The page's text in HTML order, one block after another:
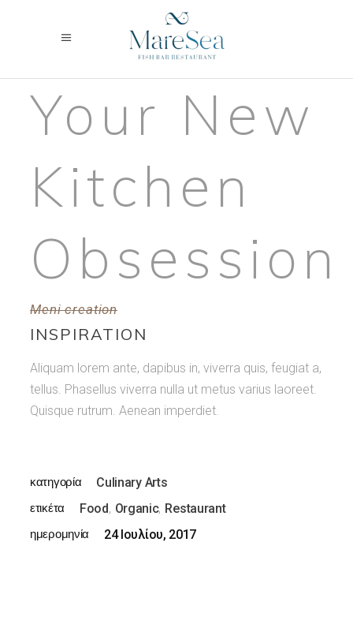
Your New
Kitchen
Obsession
Meni creation
INSPIRATION
Aliquam lorem ante, dapibus in, viverra quis, feugiat a,
tellus. Phasellus viverra nulla ut metus varius laoreet.
Quisque rutrum. Aenean imperdiet.
κατηγορία Culinary Arts
ετικέτα Food Organic Restaurant
ημερομηνία 24 Ιουλίου, 2017